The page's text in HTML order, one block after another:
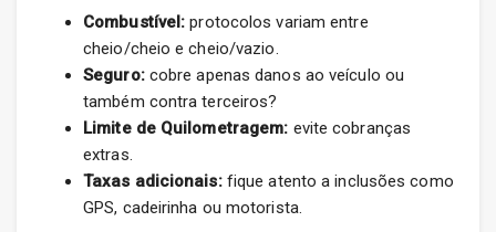
Combustível: protocolos variam entre
cheio/cheio e cheio/vazio.
Seguro:cobre apenas danos ao veículo ou
também contra terceiros?
Limite de Quilometragem: evite cobranças
extras.
Taxas adicionais:fique atento a inclusões como
GPS, cadeirinha ou motorista.